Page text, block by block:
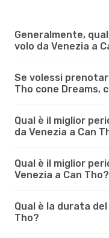
Generalmente,
volo da Venezia a
Se volessi
Tho cone Dreams,
Qual è il miglior
da Venezia a Can
Qual è il miglior
Venezia a Can Tho?
Qual è la durata
Tho?